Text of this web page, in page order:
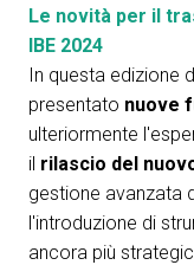
Le novità per il
IBE 2024
In questa edizione
presentato nuove
ulteriormente
il rilascio del
gestione avanzata
l'introduzione di
ancora più